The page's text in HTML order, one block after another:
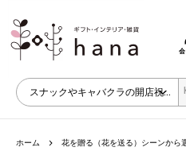
ホーム
花を贈る（花を送る）シーンから